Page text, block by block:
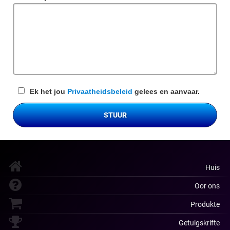
veld
Ek het jou Privaatheidsbeleid gelees en aanvaar.
STUUR
Huis
Oor ons
Produkte
Getuigskrifte